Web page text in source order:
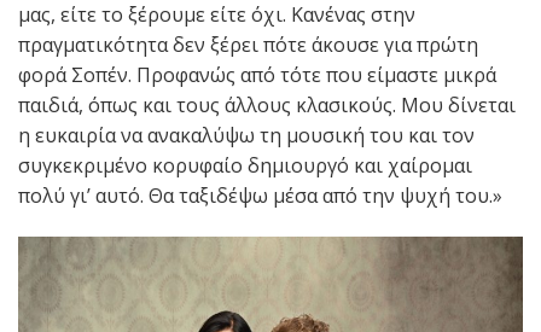
μας, είτε το ξέρουμε είτε όχι. Κανένας στην
πραγματικότητα δεν ξέρει πότε άκουσε για πρώτη
φορά Σοπέν. Προφανώς από τότε που είμαστε μικρά
παιδιά, όπως και τους άλλους κλασικούς. Μου δίνεται
η ευκαιρία να ανακαλύψω τη μουσική του και τον
συγκεκριμένο κορυφαίο δημιουργό και χαίρομαι
πολύ γι’ αυτό. Θα ταξιδέψω μέσα από την ψυχή του.»